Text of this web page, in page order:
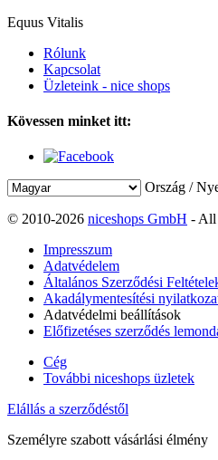
Equus Vitalis
Rólunk
Kapcsolat
Üzleteink - nice shops
Kövessen minket itt:
Ország /
© 2010-2026 niceshops GmbH - All
Impresszum
Adatvédelem
Általános Szerződési
Akadálymentesítési
Adatvédelmi beállítások
Előfizetéses szerződés
Cég
További niceshops üzletek
Elállás a szerződéstől
Személyre szabott vásárlási élmény